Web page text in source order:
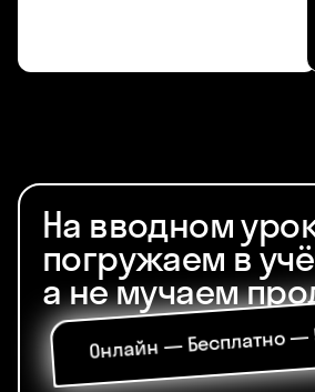
На вводном
погружаем в
а не мучаем
Онлайн — Бесплатно